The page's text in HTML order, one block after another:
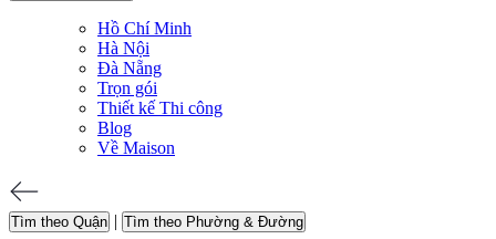
Hồ Chí Minh
Hà Nội
Đà Nẵng
Trọn gói
Thiết kế Thi công
Blog
Về Maison
Tìm theo Quận | Tìm theo Phường & Đường